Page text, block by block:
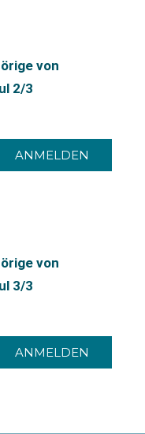
von
2/3
ANMELDEN
von
3/3
ANMELDEN